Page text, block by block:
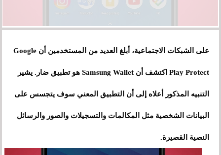
على الشبكات الاجتماعية، أبلغ العديد من المستخدمين أن Google
Play Protect اكتشف أن Samsung Wallet هو تطبيق ضار. يشير
التنبيه المذكور أعلاه إلى أن التطبيق المعني سوف يتجسس على
البيانات الشخصية مثل المكالمات والتسجيلات والصور والرسائل
النصية القصيرة.